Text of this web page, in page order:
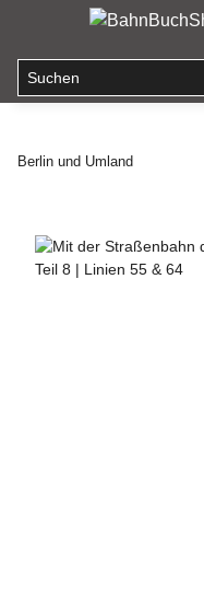
Berlin und Umland